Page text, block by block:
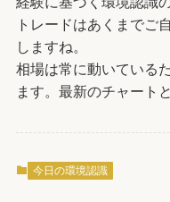
トレードはあくまでご
しますね。
相場は常に動いている
ます。最新のチャート
今日の環境認識